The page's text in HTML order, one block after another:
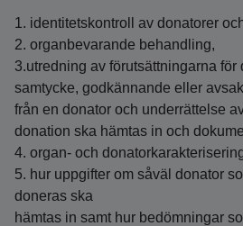
1. identitetskontroll av donatorer
2. organbevarande behandling,
3.utredning av förutsättningarna för
samtycke, godkännande eller
från en donator och underrättelse
donation ska hämtas in och
4. organ- och
5. hur uppgifter om såväl donator
doneras ska
hämtas in samt hur bedömningar